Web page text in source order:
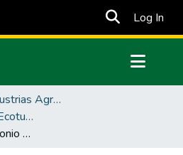
Log In
Facultad de Industrias Agropecuarias y Ciencias Ambientales
Carrera de Turismo y Ecoturimo
Evaluación del Patrimonio Cultural Inmaterial Tradiciones y Expresiones Orales sub-ámbito leyendas de la parroquia Otavalo cabecera cantonal y el desarrollo del turismo cultural en el año 2021-2022